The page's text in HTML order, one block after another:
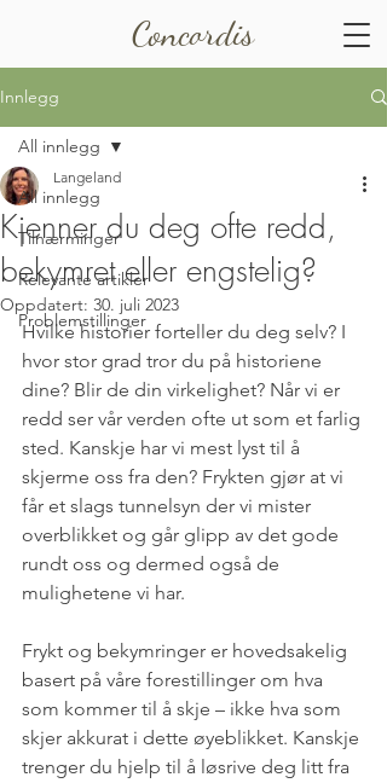
Concordis
Innlegg
All innlegg
Tilnærminger
Relevante artikler
Problemstillinger
All innlegg
Kjenner du deg ofte redd,
bekymret eller engstelig?
Langeland
Oppdatert: 30. juli 2023
Hvilke historier forteller du deg selv? I
hvor stor grad tror du på historiene
dine? Blir de din virkelighet? Når vi er
redd ser vår verden ofte ut som et farlig
sted. Kanskje har vi mest lyst til å
skjerme oss fra den? Frykten gjør at vi
får et slags tunnelsyn der vi mister
overblikket og går glipp av det gode
rundt oss og dermed også de
mulighetene vi har.
Frykt og bekymringer er hovedsakelig
basert på våre forestillinger om hva
som kommer til å skje – ikke hva som
skjer akkurat i dette øyeblikket. Kanskje
trenger du hjelp til å løsrive deg litt fra